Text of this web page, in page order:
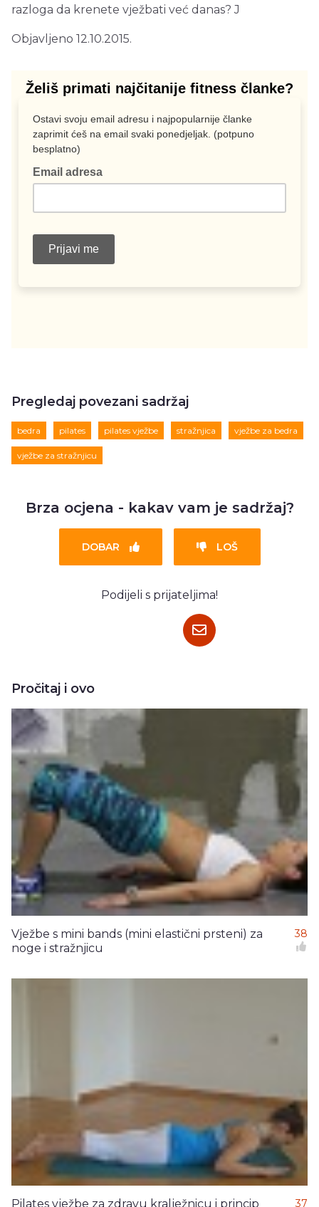
razloga da krenete vježbati već danas? J
Objavljeno 12.10.2015.
Pregledaj povezani sadržaj
bedra pilates pilates vježbe stražnjica vježbe za bedra
vježbe za stražnjicu
Brza ocjena - kakav vam je sadržaj?
DOBAR LOŠ
Podijeli s prijateljima!
Pročitaj i ovo
Vježbe s mini bands (mini elastični prsteni) za
noge i stražnjicu
38
Pilates vježbe za zdravu kralježnicu i princip
37